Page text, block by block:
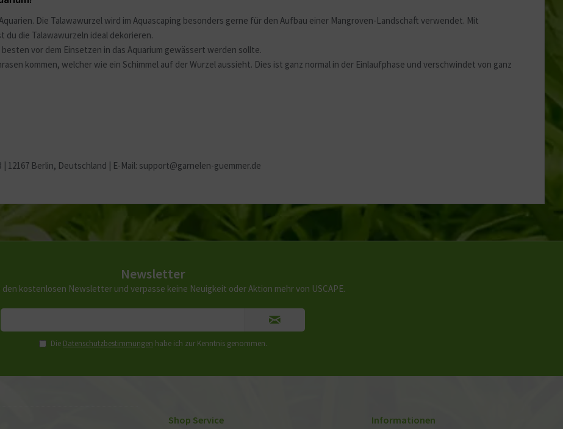
Die Talawawurzel wird im Aquascaping besonders gerne für den Aufbau einer Mangroven-Landschaft verwendet. Mit
die Talawawurzeln ideal dekorieren.
vor dem Einsetzen in das Aquarium gewässert werden sollte.
kommen, welcher wie ein Schimmel auf der Wurzel aussieht. Dies ist ganz normal in der Einlaufphase und verschwindet von ganz
12167 Berlin, Deutschland | E-Mail: support@garnelen-guemmer.de
Newsletter
den kostenlosen Newsletter und verpasse keine Neuigkeit oder Aktion mehr von USCAPE.
Die Datenschutzbestimmungen habe ich zur Kenntnis genommen.
Shop Service Informationen